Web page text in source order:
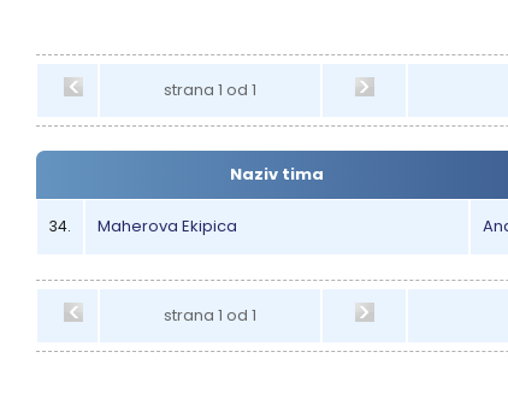
strana 1 od 1
Naziv tima
34. Maherova Ekipica
strana 1 od 1